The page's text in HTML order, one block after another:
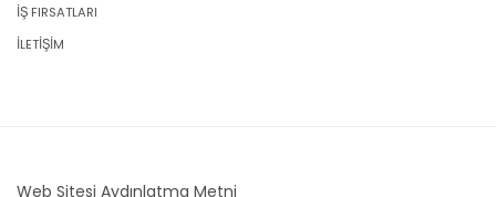
İŞ FIRSATLARI
İLETİŞİM
Web Sitesi Aydınlatma Metni